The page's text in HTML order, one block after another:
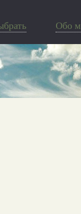
Обо